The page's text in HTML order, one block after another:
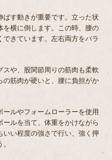
す動きが重要です。立った状
横に倒します。この時、腰の
きています。左右両方をバラ
スや、股関節周りの筋肉も柔軟
筋肉が硬いと、腰に負担がか
ルやフォームローラーを使用
ルを当て、体重をかけながら
い程度の強さで行い、強く押